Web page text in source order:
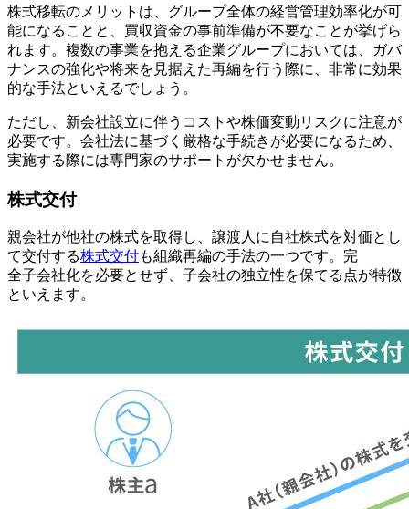
株式移転のメリットは、グループ全体の経営管理効率化が可
能になることと、買収資金の事前準備が不要なことが挙げら
れます。複数の事業を抱える企業グループにおいては、ガバ
ナンスの強化や将来を見据えた再編を行う際に、非常に効果
的な手法といえるでしょう。
ただし、新会社設立に伴うコストや株価変動リスクに注意が
必要です。会社法に基づく厳格な手続きが必要になるため、
実施する際には専門家のサポートが欠かせません。
株式交付
親会社が他社の株式を取得し、譲渡人に自社株式を対価とし
て交付する株式交付も組織再編の手法の一つです。完
全子会社化を必要とせず、子会社の独立性を保てる点が特徴
といえます。